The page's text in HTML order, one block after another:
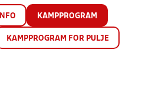
INFO KAMPPROGRAM
KAMPPROGRAM FOR PULJE